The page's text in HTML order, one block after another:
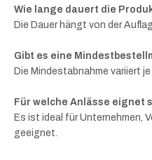
Wie lange dauert die
Die Dauer hängt von der
Gibt es eine
Die Mindestabnahme variiert
Für welche Anlässe eignet
Es ist ideal für Unternehmen,
geeignet.